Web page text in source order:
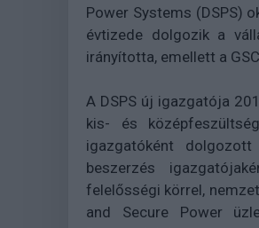
Power Systems (DSPS)
évtizede dolgozik a
irányította, emellett a
A DSPS új igazgatója
kis- és
igazgatóként
beszerzés
felelősségi körrel,
and Secure Power